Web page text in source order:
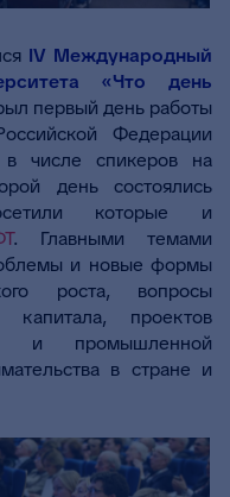
IV Международный
«Что день
первый день работы
Федерации
числе спикеров на
день состоялись
которые и
. Главными темами
и новые формы
роста, вопросы
капитала, проектов
и промышленной
в стране и